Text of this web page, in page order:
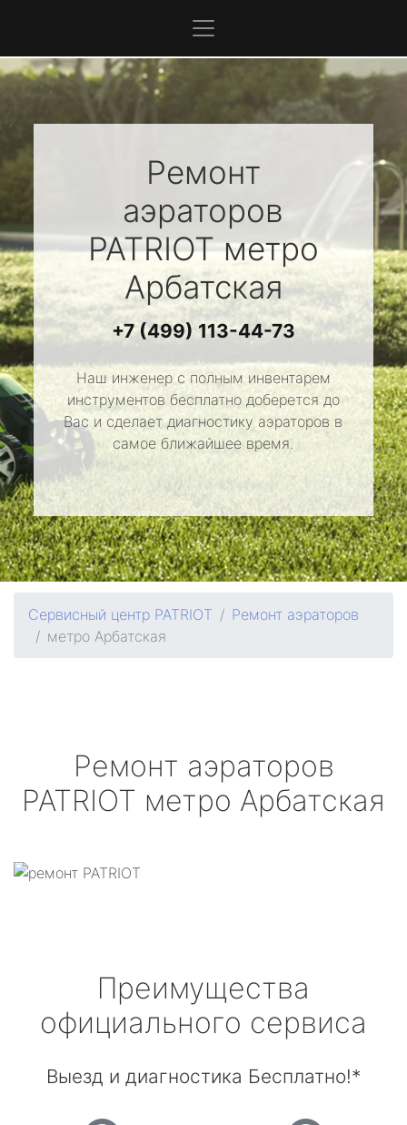
Ремонт
аэраторов
PATRIOTметро
Арбатская
+7 (499) 113-44-73
Наш инженер с полным инвентарем
инструментов бесплатно доберется до
Вас и сделает диагностику аэраторов в
самое ближайшее время.
Сервисный центр PATRIOT
Ремонт аэраторов
метро Арбатская
Ремонт аэраторов
PATRIOT метро Арбатская
Преимущества
официального сервиса
Выезд и диагностика Бесплатно!*